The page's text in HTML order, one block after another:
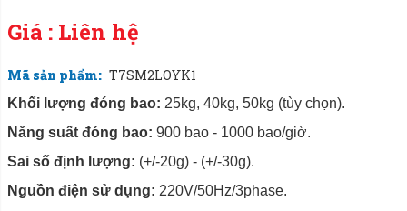
Giá : Liên hệ
Mã sản phẩm: T7SM2LOYK1
Khối lượng đóng bao: 25kg, 40kg, 50kg (tùy chọn).
Năng suất đóng bao: 900 bao - 1000 bao/giờ.
Sai số định lượng: (+/-20g) - (+/-30g).
Nguồn điện sử dụng: 220V/50Hz/3phase.